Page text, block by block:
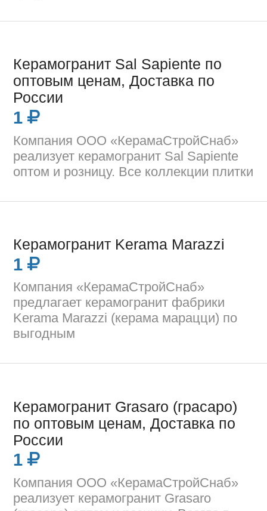
Керамогранит Sal Sapiente по
оптовым ценам, Доставка по
России
1
Компания ООО «КерамаСтройСнаб»
реализует керамогранит Sal Sapiente
оптом и розницу. Все коллекции плитки
Керамогранит Kerama Marazzi
1
Компания «КерамаСтройСнаб»
предлагает керамогранит фабрики
Kerama Marazzi (керама марацци) по
выгодным
Керамогранит Grasaro (грасаро)
по оптовым ценам, Доставка по
России
1
Компания ООО «КерамаСтройСнаб»
реализует керамогранит Grasaro